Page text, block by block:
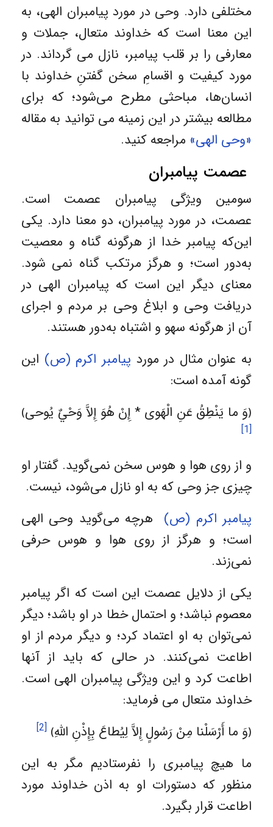
مختلفی دارد. وحی در مورد پیامبران الهی، به
این معنا است که خداوند متعال، جملات و
معارفی را بر قلب پیامبر، نازل می گرداند. در
مورد کیفیت و اقسامِ سخن گفتنِ خداوند با
انسان‌ها، مباحثی مطرح می‌شود؛ که برای
مطالعه بیشتر در این زمینه می توانید به مقاله
«وحی الهی» مراجعه کنید.
عصمت پیامبران
سومین ویژگی پیامبران عصمت است.
عصمت، در مورد پیامبران، دو معنا دارد. یکی
این‌که پیامبر خدا از هرگونه گناه و معصیت
به‌دور است؛ و هرگز مرتکب گناه نمی شود.
معنای دیگر این است که پیامبران الهی در
دریافت وحی و ابلاغ وحی بر مردم و اجرای
آن از هرگونه سهو و اشتباه به‌دور هستند.
به عنوان مثال در مورد پیامبر اکرم (ص) این
گونه آمده است:
﴿وَ ما يَنْطِقُ عَنِ الْهَوى * إِنْ هُوَ إِلاَّ وَحْيٌ يُوحى‏﴾
[1]
و از روى هوا و هوس سخن نمى‏‌گويد. گفتار او
چيزى جز وحى كه به او نازل مى‏‌شود، نيست.
پیامبر اکرم (ص) هرچه می‌گوید وحی الهی
است؛ و هرگز از روی هوا و هوس حرفی
نمی‌زند.
یکی از دلایل عصمت این است که اگر پیامبر
معصوم نباشد؛ و احتمال خطا در او باشد؛ دیگر
نمی‌توان به او اعتماد کرد؛ و دیگر مردم از او
اطاعت نمی‌کنند. در حالی که باید از آنها
اطاعت کرد و این ویژگی پیامبران الهی است.
خداوند متعال می فرماید:
﴿وَ ما أَرْسَلْنا مِنْ رَسُولٍ إِلاَّ لِيُطاعَ بِإِذْنِ اللَّهِ﴾ [2]
ما هیچ پیامبری را نفرستادیم مگر به این
منظور که دستورات او به اذن خداوند مورد
اطاعت قرار بگیرد.